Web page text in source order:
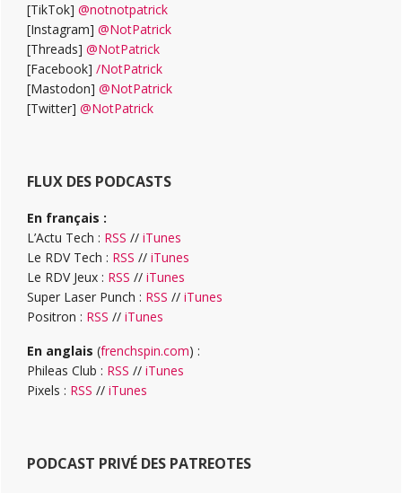
[TikTok] @notnotpatrick
[Instagram] @NotPatrick
[Threads] @NotPatrick
[Facebook] /NotPatrick
[Mastodon] @NotPatrick
[Twitter] @NotPatrick
FLUX DES PODCASTS
En français :
L’Actu Tech : RSS // iTunes
Le RDV Tech : RSS // iTunes
Le RDV Jeux : RSS // iTunes
Super Laser Punch : RSS // iTunes
Positron : RSS // iTunes
En anglais (frenchspin.com) :
Phileas Club : RSS // iTunes
Pixels : RSS // iTunes
PODCAST PRIVÉ DES PATREOTES